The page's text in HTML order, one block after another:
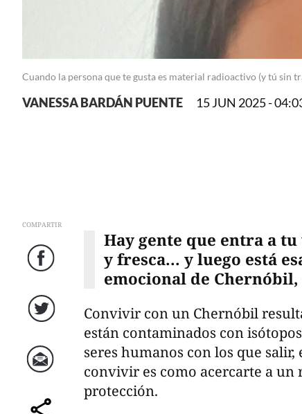
Cuando la persona que te gusta es material radioactivo (y tú sin
VANESSA BARDÁN PUENTE 15 JUN 2025 -
COMPARTIR
Facebook
Twitter
Correo
Hay gente que entra a
y fresca... y luego está
emocional de
Convivir con un Chernóbil
están contaminados con
seres humanos con los que
convivir es como acercarte a
protección.